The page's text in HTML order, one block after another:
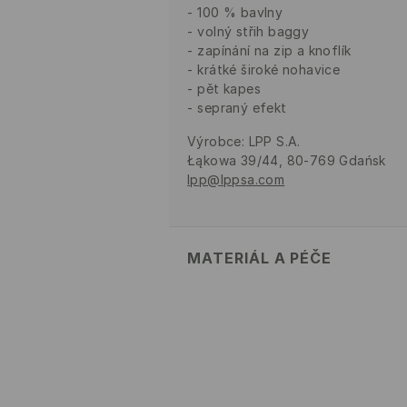
100 % bavlny
volný střih baggy
zapínání na zip a knoflík
krátké široké nohavice
pět kapes
sepraný efekt
Výrobce: LPP S.A.
Łąkowa 39/44, 80-769 Gdańsk
lpp@lppsa.com
MATERIÁL A PÉČE